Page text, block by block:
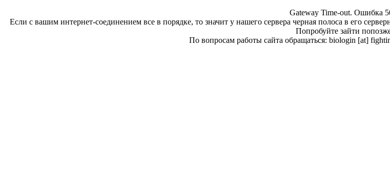
Gateway Time-out. Ошибка
Если с вашим интернет-соединением все в порядке, то значит у нашего сервера черная полоса в его
Попробуйте зайти
По вопросам работы сайта обращаться: biologin [at]